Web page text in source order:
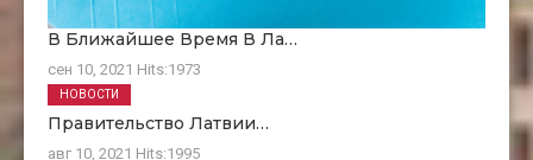
В Ближайшее Время В Ла…
сен 10, 2021 Hits:1973
Правительство Латвии…
авг 10, 2021 Hits:1995
НОВОСТИ